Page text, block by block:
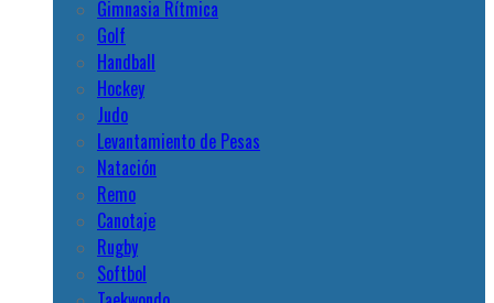
Gimnasia Rítmica
Golf
Handball
Hockey
Judo
Levantamiento de Pesas
Natación
Remo
Canotaje
Rugby
Softbol